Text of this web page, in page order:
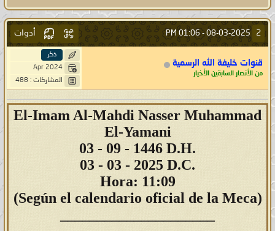
2
08-03-2025 -
01:06 PM أدوات
قنوات خليفة الله الرسمية
من الأنصار السابقين الأخيار
ذكر
Apr 2024
المشاركات : 488
El-Imam Al-Mahdi Nasser Muhammad
El-Yamani
03 - 09 - 1446 D.H.
03 - 03 - 2025 D.C.
Hora: 11:09
(Según el calendario oficial de la Meca)